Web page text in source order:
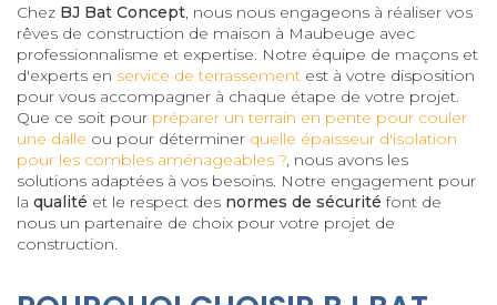
Chez BJ Bat Concept, nous nous engageons à réaliser vos
rêves de construction de maison à Maubeuge avec
professionnalisme et expertise. Notre équipe de maçons et
d'experts en service de terrassement est à votre disposition
pour vous accompagner à chaque étape de votre projet.
Que ce soit pour préparer un terrain en pente pour couler
une dalle ou pour déterminer quelle épaisseur d'isolation
pour les combles aménageables ?, nous avons les
solutions adaptées à vos besoins. Notre engagement pour
la qualité et le respect des normes de sécurité font de
nous un partenaire de choix pour votre projet de
construction.